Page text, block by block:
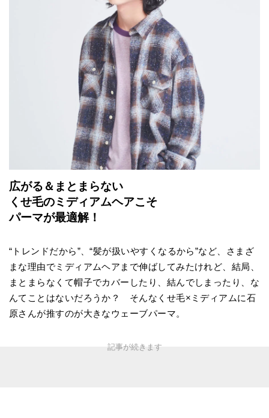
広がる＆まとまらない
くせ毛のミディアムヘアこそ
パーマが最適解！
“トレンドだから”、“髪が扱いやすくなるから”など、さまざ
まな理由でミディアムヘアまで伸ばしてみたけれど、結局、
まとまらなくて帽子でカバーしたり、結んでしまったり、な
んてことはないだろうか？ そんなくせ毛×ミディアムに石
原さんが推すのが大きなウェーブパーマ。